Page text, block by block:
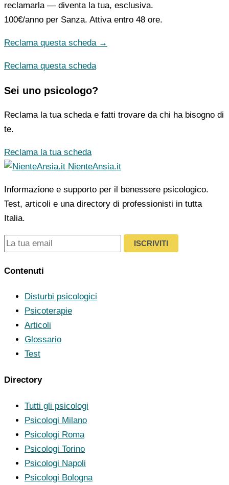
reclamarla — diventa la tua, esclusiva.
100€/anno per Sanza. Attiva entro 48 ore.
Reclama questa scheda →
Reclama questa scheda
Sei uno psicologo?
Reclama la tua scheda e fatti trovare da chi ha bisogno di
te.
Reclama la tua scheda
NienteAnsia.it
Informazione e supporto per il benessere psicologico.
Test, articoli e una directory di professionisti in tutta
Italia.
ISCRIVITI
Contenuti
Disturbi psicologici
Psicoterapie
Articoli
Glossario
Test
Directory
Tutti gli psicologi
Psicologi Milano
Psicologi Roma
Psicologi Torino
Psicologi Napoli
Psicologi Bologna